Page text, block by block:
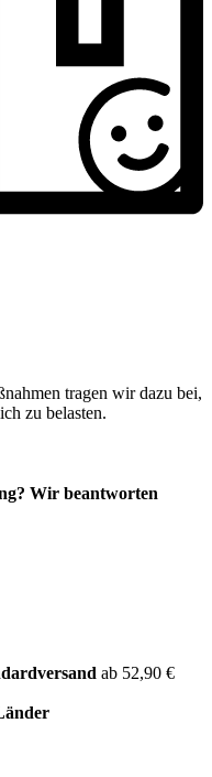
tragen wir dazu bei,
zu belasten.
Wir beantworten
ab 52,90 €